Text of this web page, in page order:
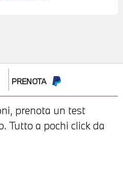
PRENOTA
prenota un test
Tutto a pochi click da